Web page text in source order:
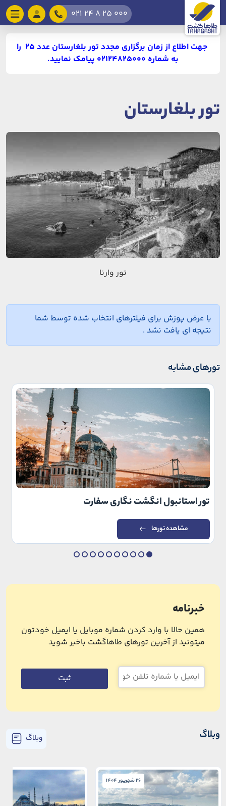
021 24 8 25 000
جهت اطلاع از زمان برگزاری مجدد تور بلغارستان عدد 25 را
به شماره 02124825000 پیامک نمایید.
تور بلغارستان
تور وارنا
با عرض پوزش برای فیلترهای انتخاب شده توسط شما
نتیجه ای یافت نشد .
تورهای مشابه
تور استانبول انگشت نگاری سفارت
مشاهده تورها
خبرنامه
همین حالا با وارد کردن شماره موبایل یا ایمیل خودتون
میتونید از آخرین تورهای طاهاگشت باخبر شوید
ثبت
وبلاگ وبلاگ
26 شهریور 1404